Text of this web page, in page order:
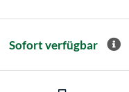
Sofort verfügbar